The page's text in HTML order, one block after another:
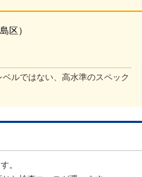
区）
ルではない、高水準のスペック
。